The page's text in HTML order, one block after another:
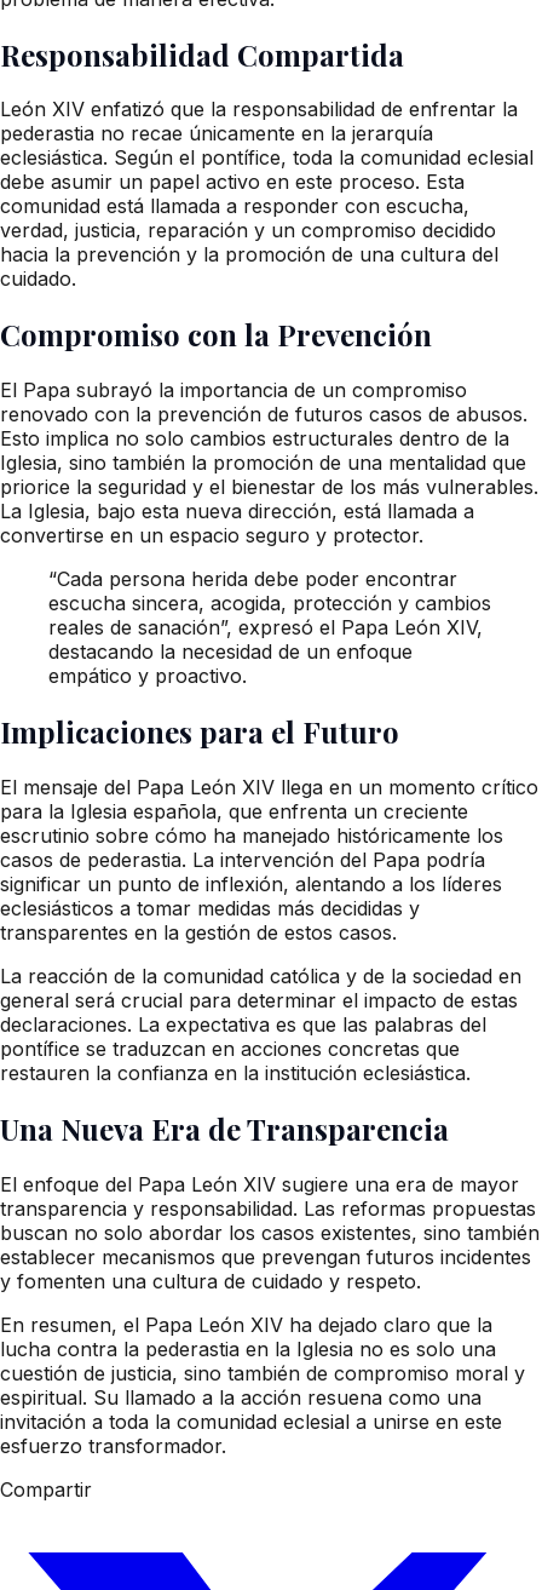
Responsabilidad Compartida
León XIV enfatizó que la responsabilidad de enfrentar la
pederastia no recae únicamente en la jerarquía
eclesiástica. Según el pontífice, toda la comunidad eclesial
debe asumir un papel activo en este proceso. Esta
comunidad está llamada a responder con escucha,
verdad, justicia, reparación y un compromiso decidido
hacia la prevención y la promoción de una cultura del
cuidado.
Compromiso con la Prevención
El Papa subrayó la importancia de un compromiso
renovado con la prevención de futuros casos de abusos.
Esto implica no solo cambios estructurales dentro de la
Iglesia, sino también la promoción de una mentalidad que
priorice la seguridad y el bienestar de los más vulnerables.
La Iglesia, bajo esta nueva dirección, está llamada a
convertirse en un espacio seguro y protector.
“Cada persona herida debe poder encontrar
escucha sincera, acogida, protección y cambios
reales de sanación”, expresó el Papa León XIV,
destacando la necesidad de un enfoque
empático y proactivo.
Implicaciones para el Futuro
El mensaje del Papa León XIV llega en un momento crítico
para la Iglesia española, que enfrenta un creciente
escrutinio sobre cómo ha manejado históricamente los
casos de pederastia. La intervención del Papa podría
significar un punto de inflexión, alentando a los líderes
eclesiásticos a tomar medidas más decididas y
transparentes en la gestión de estos casos.
La reacción de la comunidad católica y de la sociedad en
general será crucial para determinar el impacto de estas
declaraciones. La expectativa es que las palabras del
pontífice se traduzcan en acciones concretas que
restauren la confianza en la institución eclesiástica.
Una Nueva Era de Transparencia
El enfoque del Papa León XIV sugiere una era de mayor
transparencia y responsabilidad. Las reformas propuestas
buscan no solo abordar los casos existentes, sino también
establecer mecanismos que prevengan futuros incidentes
y fomenten una cultura de cuidado y respeto.
En resumen, el Papa León XIV ha dejado claro que la
lucha contra la pederastia en la Iglesia no es solo una
cuestión de justicia, sino también de compromiso moral y
espiritual. Su llamado a la acción resuena como una
invitación a toda la comunidad eclesial a unirse en este
esfuerzo transformador.
Compartir